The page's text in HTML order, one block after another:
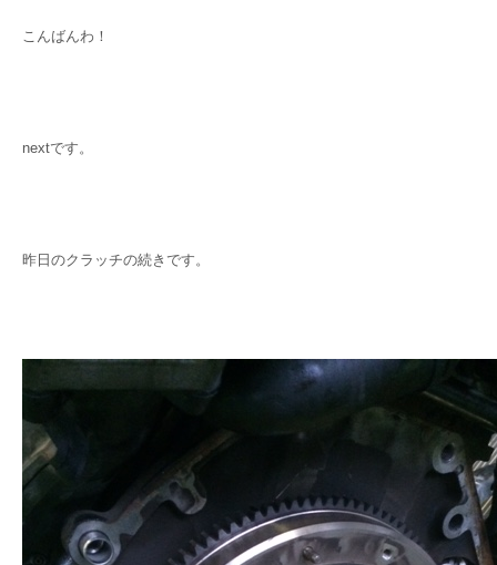
こんばんわ！
nextです。
昨日のクラッチの続きです。